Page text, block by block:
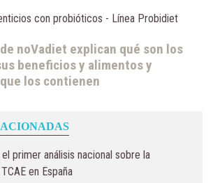
con probióticos - Línea Probidiet
noVadiet explican qué son los
beneficios y alimentos y
los contienen
primer análisis nacional sobre la
en España